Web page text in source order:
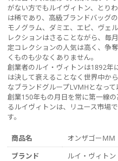
がない方でもルイヴィトン、とり
は稀であり、高級ブランドバッグ
モノグラム、ダミエ、エピ、ヴェ
レクションはさることながら、毎
定コレクションの人気は高く、争
くものも少なくありません。
創業者のルイ・ヴィトンは1892年
は決して衰えることなく世界中か
なブランドグループLVMHとなって
創業150年もの月日を常に第一線
るルイヴィトンは、リユース市場
す。
商品名
オンザゴーMM
ブランド
ルイ・ヴィトン